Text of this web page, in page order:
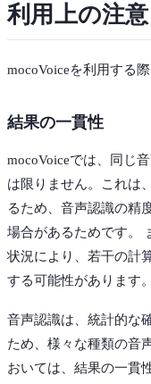
利用上の注
mocoVoiceを利用する
結果の一貫性
mocoVoiceでは、同じ
は限りません。これは
るため、音声認識の精
場合があるためです。
状況により、若干の計
する可能性があります。
音声認識は、統計的な
ため、様々な種類の音
おいては、結果の一貫